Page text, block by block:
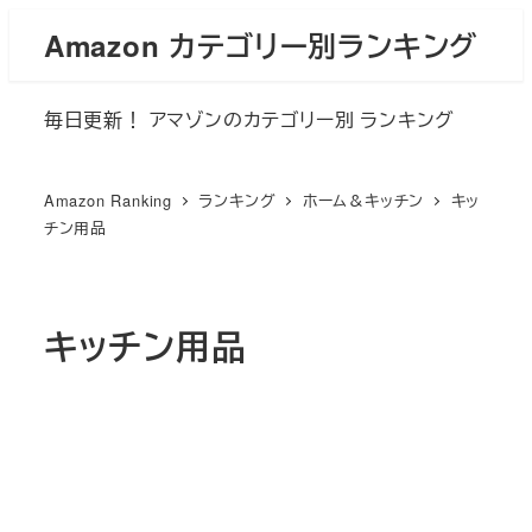
Amazon カテゴリー別ランキング
毎日更新！ アマゾンのカテゴリー別 ランキング
Amazon Ranking ランキング ホーム＆キッチン
キッ
チン用品
キッチン用品